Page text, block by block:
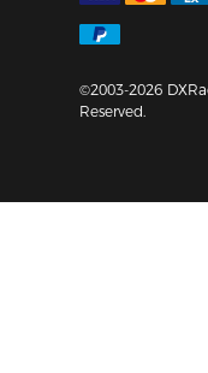
©2003-2026
Reserved.